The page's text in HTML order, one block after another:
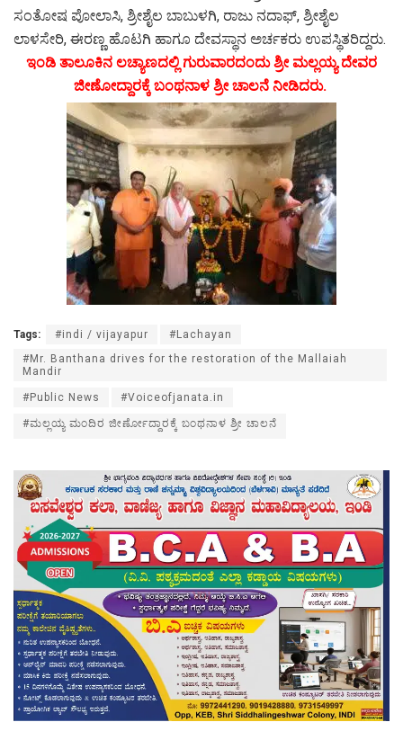
ಸಂತೋಷ ಪೋಲಾಸಿ, ಶ್ರೀಶೈಲ ಬಾಬುಳಗಿ, ರಾಜು ನದಾಫ್, ಶ್ರೀಶೈಲ
ಲಾಳಸೇರಿ, ಈರಣ್ಣ ಹೊಟಗಿ ಹಾಗೂ ದೇವಸ್ಥಾನ ಅರ್ಚಕರು ಉಪಸ್ಥಿತರಿದ್ದರು.
ಇಂಡಿ ತಾಲೂಕಿನ ಲಚ್ಯಾಣದಲ್ಲಿ ಗುರುವಾರದಂದು ಶ್ರೀ ಮಲ್ಲಯ್ಯ ದೇವರ
ಜೀಣೋದ್ದಾರಕ್ಕೆ ಬಂಥನಾಳ ಶ್ರೀ ಚಾಲನೆ ನೀಡಿದರು.
Tags: #indi / vijayapur
#Lachayan
#Mr. Banthana drives for the restoration of the Mallaiah
Mandir
#Public News #Voiceofjanata.in
#ಮಲ್ಲಯ್ಯ ಮಂದಿರ ಜೀರ್ಣೋದ್ದಾರಕ್ಕೆ ಬಂಥನಾಳ ಶ್ರೀ ಚಾಲನೆ